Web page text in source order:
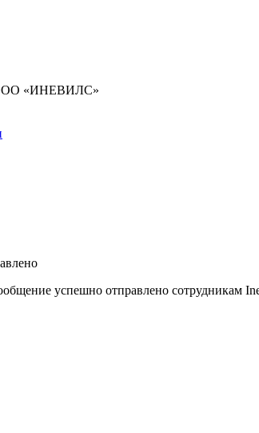
ООО «ИНЕВИЛС»
успешно отправлено сотрудникам